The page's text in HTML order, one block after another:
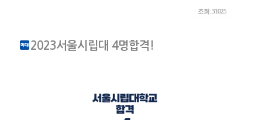
ㆍ조회: 31025
2023서울시립대 4명합격!